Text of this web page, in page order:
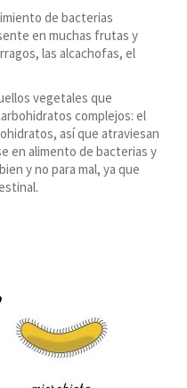
de bacterias
en muchas frutas y
las alcachofas, el
vegetales que
complejos: el
así que atraviesan
en alimento de bacterias y
y no para mal, ya que